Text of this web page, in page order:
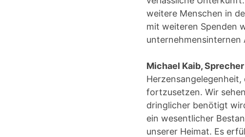
weitere Menschen in
mit weiteren Spenden
unternehmensinternen
Michael Kaib,
fortzusetzen. Wir
dringlicher benötigt
ein wesentlicher
unserer Heimat. Es